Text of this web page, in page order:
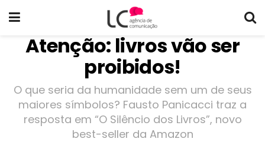
Atenção: livros vão ser
proibidos!
O que seria da humanidade sem um de seus
maiores símbolos? Fausto Panicacci traz a
resposta em “O Silêncio dos Livros”, novo
best-seller da Amazon